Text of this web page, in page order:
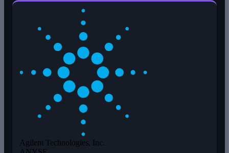
Agilent Technologies, Inc.